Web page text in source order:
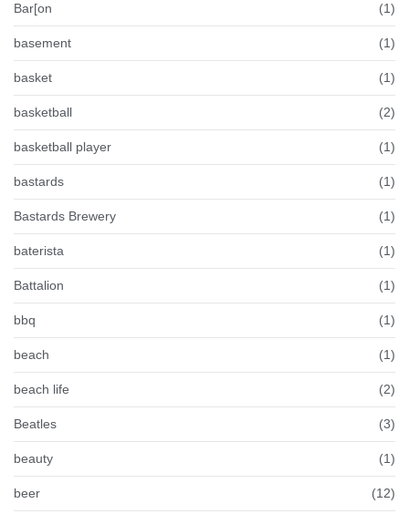
Bar[on (1)
basement (1)
basket (1)
basketball (2)
basketball player (1)
bastards (1)
Bastards Brewery (1)
baterista (1)
Battalion (1)
bbq (1)
beach (1)
beach life (2)
Beatles (3)
beauty (1)
beer (12)